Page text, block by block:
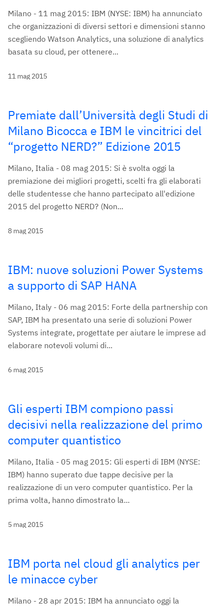
Milano - 11 mag 2015: IBM (NYSE: IBM) ha annunciato
che organizzazioni di diversi settori e dimensioni stanno
scegliendo Watson Analytics, una soluzione di analytics
basata su cloud, per ottenere...
11 mag 2015
Premiate dall’Università degli Studi di
Milano Bicocca e IBM le vincitrici del
“progetto NERD?” Edizione 2015
Milano, Italia - 08 mag 2015: Si è svolta oggi la
premiazione dei migliori progetti, scelti fra gli elaborati
delle studentesse che hanno partecipato all'edizione
2015 del progetto NERD? (Non...
8 mag 2015
IBM: nuove soluzioni Power Systems
a supporto di SAP HANA
Milano, Italy - 06 mag 2015: Forte della partnership con
SAP, IBM ha presentato una serie di soluzioni Power
Systems integrate, progettate per aiutare le imprese ad
elaborare notevoli volumi di...
6 mag 2015
Gli esperti IBM compiono passi
decisivi nella realizzazione del primo
computer quantistico
Milano, Italia - 05 mag 2015: Gli esperti di IBM (NYSE:
IBM) hanno superato due tappe decisive per la
realizzazione di un vero computer quantistico. Per la
prima volta, hanno dimostrato la...
5 mag 2015
IBM porta nel cloud gli analytics per
le minacce cyber
Milano - 28 apr 2015: IBM ha annunciato oggi la